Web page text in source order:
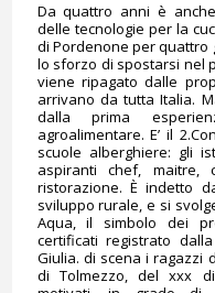
Da quattro anni è
delle tecnologie per la
di Pordenone per quattro
lo sforzo di spostarsi nel
viene ripagato dalle
arrivano da tutta Italia.
dalla prima
agroalimentare. E’ il
scuole alberghiere: gli
aspiranti chef, maitre,
ristorazione. È indetto
sviluppo rurale, e si
Aqua, il simbolo dei
certificati registrato
Giulia. di scena i ragazzi
di Tolmezzo, del xxx